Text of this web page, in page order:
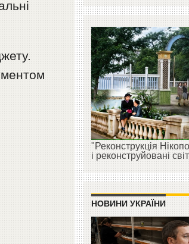
"Реконструкція
і реконструйовані
НОВИНИ УКРАЇНИ